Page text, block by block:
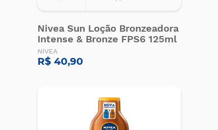
Nivea Sun Loção Bronzeadora
Intense & Bronze FPS6 125ml
NIVEA
R$ 40,90